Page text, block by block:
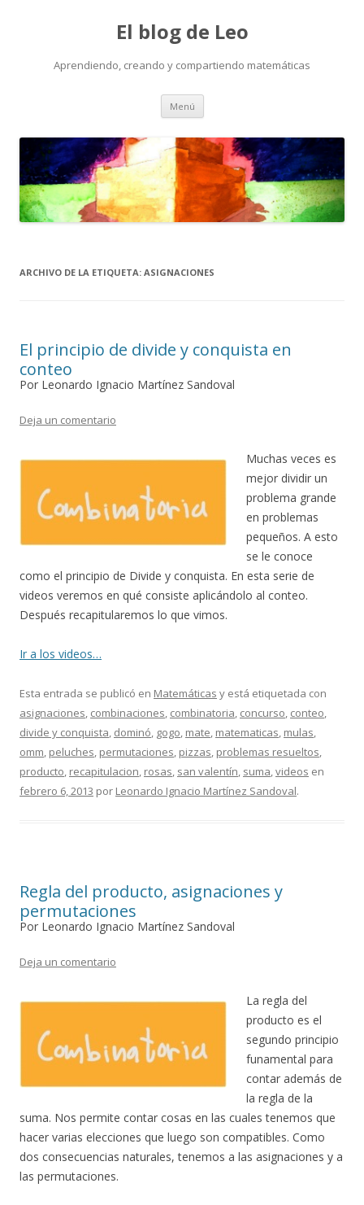
El blog de Leo
Aprendiendo, creando y compartiendo matemáticas
Menú Saltar
contenido
ARCHIVO DE LA ETIQUETA: ASIGNACIONES
El principio de divide y conquista en
conteo
Por Leonardo Ignacio Martínez Sandoval
Deja un comentario
Muchas veces es
mejor dividir un
problema grande
en problemas
pequeños. A esto
se le conoce
como el principio de Divide y conquista. En esta serie de
videos veremos en qué consiste aplicándolo al conteo.
Después recapitularemos lo que vimos.
Ir a los videos…
Esta entrada se publicó en Matemáticas y está etiquetada con
asignaciones, combinaciones, combinatoria, concurso, conteo,
divide y conquista, dominó, gogo, mate, matematicas, mulas,
omm, peluches, permutaciones, pizzas, problemas resueltos,
producto, recapitulacion, rosas, san valentín, suma,videos en
febrero 6, 2013 por Leonardo Ignacio Martínez Sandoval.
Regla del producto, asignaciones y
permutaciones
Por Leonardo Ignacio Martínez Sandoval
Deja un comentario
La regla del
producto es el
segundo principio
funamental para
contar además de
la regla de la
suma. Nos permite contar cosas en las cuales tenemos que
hacer varias elecciones que luego son compatibles. Como
dos consecuencias naturales, tenemos a las asignaciones y a
las permutaciones.